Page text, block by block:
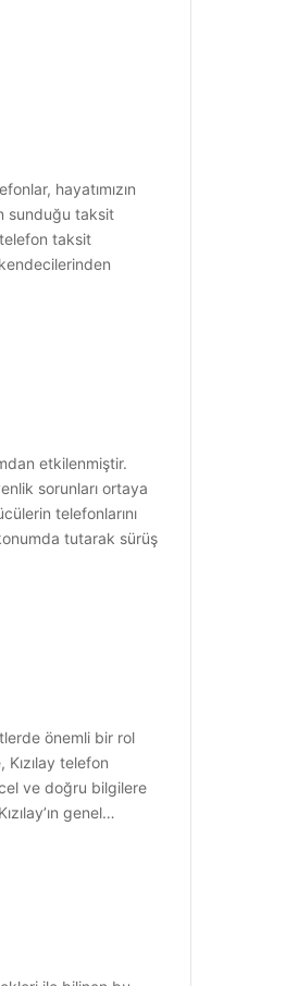
hayatımızın
sunduğu taksit
taksit
etkilenmiştir.
sorunları ortaya
telefonlarını
tutarak sürüş
önemli bir rol
telefon
ve doğru bilgilere
genel…